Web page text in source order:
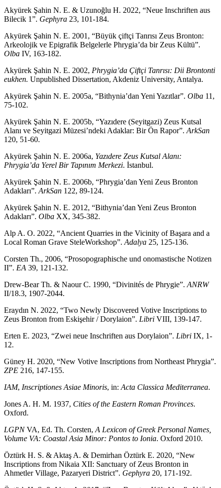
Akyürek Şahin N. E. & Uzunoğlu H. 2022, “Neue Inschriften aus
Bilecik 1”. Gephyra 23, 101-184.
Akyürek Şahin N. E. 2001, “Büyük çiftçi Tanrısı Zeus Bronton:
Arkeolojik ve Epigrafik Belgelerle Phrygia’da bir Zeus Kültü”.
Olba IV, 163-182.
Akyürek Şahin N. E. 2002, Phrygia’da Çiftçi Tanrısı: Dii Brontonti
eukhen. Unpublished Dissertation, Akdeniz University, Antalya.
Akyürek Şahin N. E. 2005a, “Bithynia’dan Yeni Yazıtlar”. Olba 11,
75-102.
Akyürek Şahin N. E. 2005b, “Yazıdere (Seyitgazi) Zeus Kutsal
Alanı ve Seyitgazi Müzesi’ndeki Adaklar: Bir Ön Rapor”.ArkSan
120, 51-60.
Akyürek Şahin N. E. 2006a, Yazıdere Zeus Kutsal Alanı:
Phrygia’da Yerel Bir Tapınım Merkezi. İstanbul.
Akyürek Şahin N. E. 2006b, “Phrygia’dan Yeni Zeus Bronton
Adakları”.ArkSan 122, 89-124.
Akyürek Şahin N. E. 2012, “Bithynia’dan Yeni Zeus Bronton
Adakları”. Olba XX, 345-382.
Alp A. O. 2022, “Ancient Quarries in the Vicinity of Başara and a
Local Roman Grave SteleWorkshop”.Adalya 25, 125-136.
Corsten Th., 2006, “Prosopographische und onomastische Notizen
II”. EA 39, 121-132.
Drew-Bear Th. & Naour C. 1990, “Divinités de Phrygie”.ANRW
II/18.3, 1907-2044.
Eraydın N. 2022, “Two Newly Discovered Votive Inscriptions to
Zeus Bronton from Eskişehir / Dorylaion”. Libri VIII, 139-147.
Erten E. 2023, “Zwei neue Inschriften aus Dorylaion”. Libri IX, 1-
12.
Güney H. 2020, “New Votive Inscriptions from Northeast Phrygia”.
ZPE 216, 147-155.
IAM, Inscriptiones Asiae Minoris, in:Acta Classica Mediterranea.
Jones A. H. M. 1937, Cities of the Eastern Roman Provinces.
Oxford.
LGPNVA, Ed. Th. Corsten,A Lexicon of Greek Personal Names,
Volume VA: Coastal Asia Minor: Pontos to Ionia. Oxford 2010.
Öztürk H. S. & Aktaş A. & Demirhan Öztürk E. 2020, “New
Inscriptions from Nikaia XII: Sanctuary of Zeus Bronton in
Ahmetler Village, Pazaryeri District”. Gephyra 20, 171-192.